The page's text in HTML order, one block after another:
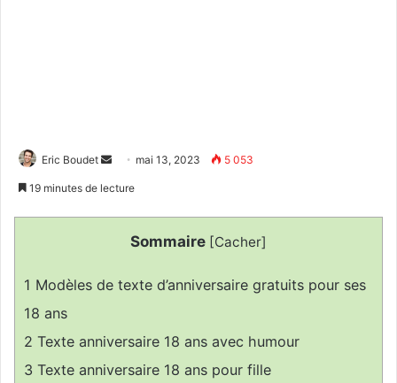
Eric Boudet
Envoyermai 13, 2023 5 053
19 minutes de lecture
Sommaire [Cacher]
1 Modèles de texte d’anniversaire gratuits pour ses
18 ans
2 Texte anniversaire 18 ans avec humour
3 Texte anniversaire 18 ans pour fille